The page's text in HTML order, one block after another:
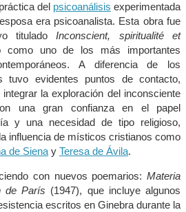
del psicoanálisis experimentada
era psicoanalista. Esta obra fue
tituladoInconscient, spiritualité et
como uno de los más importantes
A diferencia de los
tuvo evidentes puntos de contacto,
la exploración del inconsciente
una gran confianza en el papel
y una necesidad de tipo religioso,
influencia de místicos cristianos como
de Sienay Teresa de Ávila.
con nuevos poemarios: Materia
de París (1947), que incluye algunos
escritos en Ginebra durante la